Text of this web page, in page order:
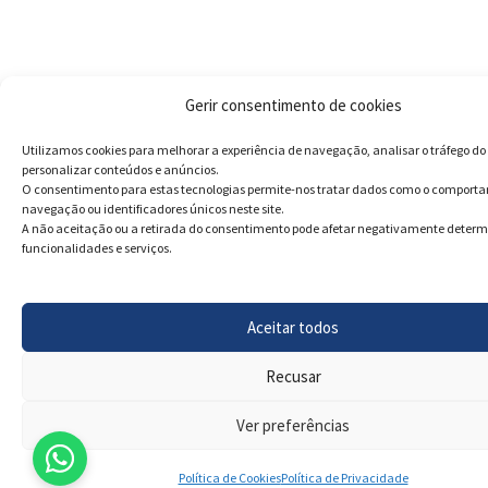
Gerir consentimento de cookies
Utilizamos cookies para melhorar a experiência de navegação, analisar o tráfego do
personalizar conteúdos e anúncios.
O consentimento para estas tecnologias permite-nos tratar dados como o
navegação ou identificadores únicos neste site.
A não aceitação ou a retirada do consentimento pode afetar negativamente
funcionalidades e serviços.
Aceitar todos
Recusar
Ver preferências
Política de CookiesPolítica de Privacidade